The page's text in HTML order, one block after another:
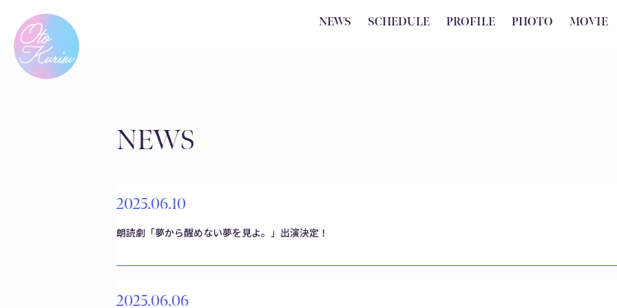
NEWS SCHEDULE PROFILE PHOTO MOVIE
NEWS
2025.06.10
朗読劇「夢から醒めない夢を見よ。」出演決定！
2025.06.06